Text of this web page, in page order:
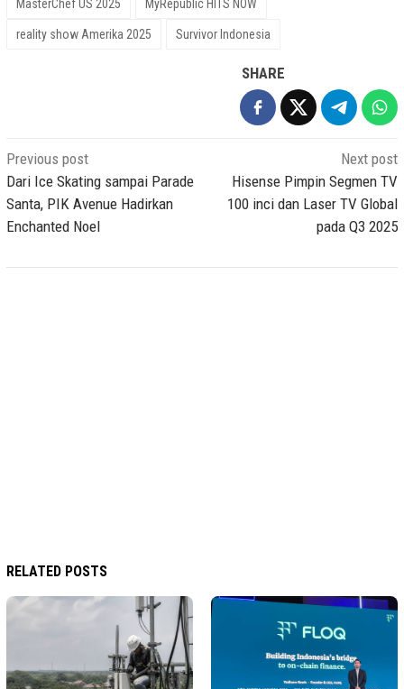
MasterChef US 2025 MyRepublic HITS NOW
reality show Amerika 2025 Survivor Indonesia
SHARE
Post
navigation
Previous post
Dari Ice Skating sampai Parade
Santa, PIK Avenue Hadirkan
Enchanted Noel
Next post
Hisense Pimpin Segmen TV
100 inci dan Laser TV Global
pada Q3 2025
RELATED POSTS